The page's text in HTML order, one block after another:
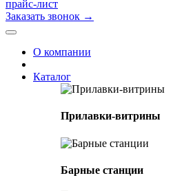
прайс-лист
Заказать звонок →
О компании
Каталог
Прилавки-витрины
Барные станции